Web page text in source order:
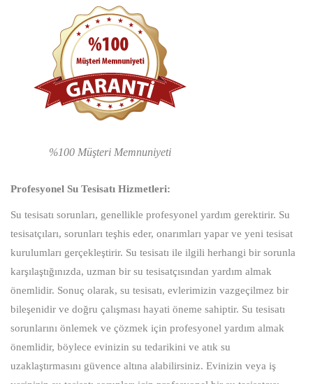
%100 Müşteri Memnuniyeti
Profesyonel Su Tesisatı Hizmetleri:
Su tesisatı sorunları, genellikle profesyonel yardım gerektirir. Su
tesisatçıları, sorunları teşhis eder, onarımları yapar ve yeni tesisat
kurulumları gerçekleştirir. Su tesisatı ile ilgili herhangi bir sorunla
karşılaştığınızda, uzman bir su tesisatçısından yardım almak
önemlidir. Sonuç olarak, su tesisatı, evlerimizin vazgeçilmez bir
bileşenidir ve doğru çalışması hayati öneme sahiptir. Su tesisatı
sorunlarını önlemek ve çözmek için profesyonel yardım almak
önemlidir, böylece evinizin su tedarikini ve atık su
uzaklaştırmasını güvence altına alabilirsiniz. Evinizin veya iş